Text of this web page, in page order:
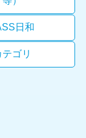
日和
テゴリ